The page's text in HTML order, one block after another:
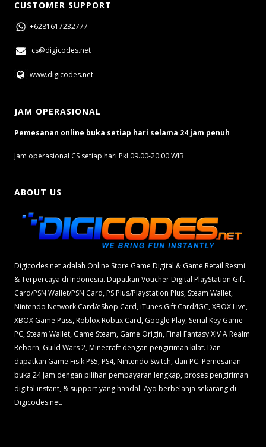
CUSTOMER SUPPORT
+6281617232777
cs@digicodes.net
www.digicodes.net
JAM OPERASIONAL
Pemesanan online buka setiap hari selama 24 jam penuh
Jam operasional CS setiap hari Pkl 09.00-20.00 WIB
ABOUT US
Digicodes.net adalah Online Store Game Digital & Game Retail Resmi
& Terpercaya di Indonesia. Dapatkan Voucher Digital PlayStation Gift
Card/PSN Wallet/PSN Card, PS Plus/Playstation Plus, Steam Wallet,
Nintendo Network Card/eShop Card, iTunes Gift Card/IGC, XBOX Live,
XBOX Game Pass, Roblox Robux Card, Google Play, Serial Key Game
PC, Steam Wallet, Game Steam, Game Origin, Final Fantasy XIV A Realm
Reborn, Guild Wars 2, Minecraft dengan pengiriman kilat. Dan
dapatkan Game Fisik PS5, PS4, Nintendo Switch, dan PC. Pemesanan
buka 24 Jam dengan pilihan pembayaran lengkap, proses pengiriman
digital instant, & support yang handal. Ayo berbelanja sekarang di
Digicodes.net.